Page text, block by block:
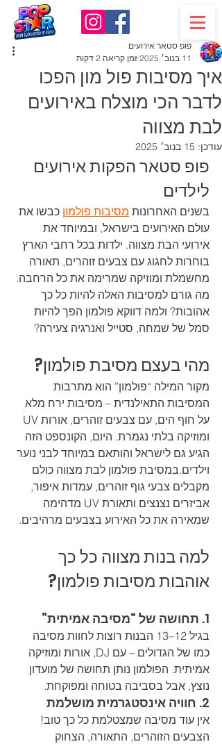
איך מסיבות פול מון הפכו
לדבר הכי מוצלח באירועים
לבת מצווה
פופ סטאר אירועים
11 בנוב׳ 2025
זמן קריאה 2 דקות
עודכן: 15 בנוב׳ 2025
פופ סטאר הפקות אירועים
לילדים
בשנים האחרונות מסיבות פולמון כבשו את
עולם האירועים בישראל, ובמיוחד את
אירועי הבת מצווה. ילדות בכל רחבי הארץ
בוחרות לחגוג עם צבעים זוהרים, תאורה
מחשמלת ומוזיקה שמרימה את כל הרחבה.
מה גורם למסיבות האלה להיות כל כך
אהובות? ולמה דווקא פולמון הפך להיות
סמל של שמחה, סטייל ואנרגיה צעירה?
מהי בעצם מסיבת פולמון?
מקור המילה “פולמון” הוא מתרבות
המסיבות התאילנדית – מסיבות ירח מלא
ומוזיקה בלתי נגמרת. היום, הקונספט הזה
הגיע גם לישראל והותאם במיוחד לבני נוער
וילדים.במסיבת פולמון לבת מצווה כולם
מקבלים צבעי גוף זוהרים, עמדות איפור,
אביזרים נצנצים ותאורת UV מדהימה
שמאירה את כל האירוע בצבעים מרהיבים.
למה בנות מצווה כל כך
אוהבות מסיבות פולמון?
1. תחושה של “מסיבה אמיתית”
בגיל 12–13 הבנות רוצות לחוות מסיבה
כמו של הגדולים – עם DJ, אורות ומוזיקה
אמיתית. הפולמון נותן תחושה של מועדון
נוצץ, אבל בסביבה בטוחה ומפוקחת.
2. חוויה אינסטגרמית מושלמת
אין עוד מסיבה שמצטלמת כל כך טוב!
הצבעים הזוהרים, התאורה, הצחוק